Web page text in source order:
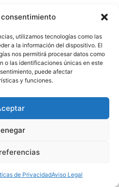
utilizamos tecnologías como las
a la información del dispositivo. El
nos permitirá procesar datos como
o las identificaciones únicas en este
puede afectar
y funciones.
de PrivacidadAviso Legal